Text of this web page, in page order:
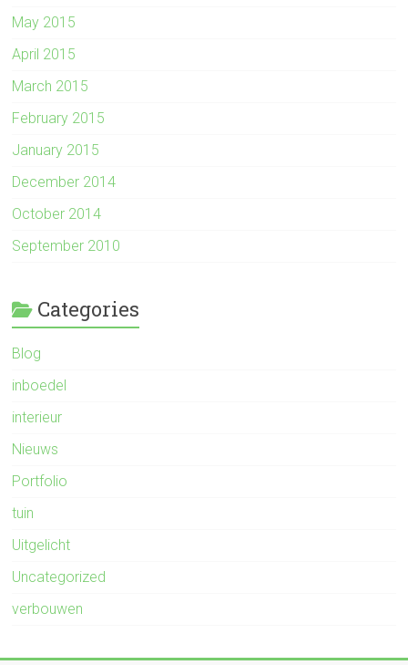
May 2015
April 2015
March 2015
February 2015
January 2015
December 2014
October 2014
September 2010
Categories
Blog
inboedel
interieur
Nieuws
Portfolio
tuin
Uitgelicht
Uncategorized
verbouwen